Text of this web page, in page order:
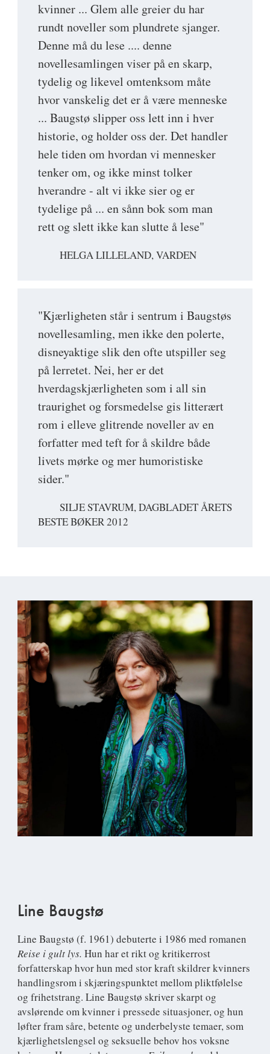
kvinner ... Glem alle greier du har
rundt noveller som plundrete sjanger.
Denne må du lese .... denne
novellesamlingen viser på en skarp,
tydelig og likevel omtenksom måte
hvor vanskelig det er å være menneske
... Baugstø slipper oss lett inn i hver
historie, og holder oss der. Det handler
hele tiden om hvordan vi mennesker
tenker om, og ikke minst tolker
hverandre - alt vi ikke sier og er
tydelige på ... en sånn bok som man
rett og slett ikke kan slutte å lese"
HELGA LILLELAND, VARDEN
"Kjærligheten står i sentrum i Baugstøs
novellesamling, men ikke den polerte,
disneyaktige slik den ofte utspiller seg
på lerretet. Nei, her er det
hverdagskjærligheten som i all sin
traurighet og forsmedelse gis litterært
rom i elleve glitrende noveller av en
forfatter med teft for å skildre både
livets mørke og mer humoristiske
sider."
SILJE STAVRUM, DAGBLADET ÅRETS
BESTE BØKER 2012
Line Baugstø
Line Baugstø (f. 1961) debuterte i 1986 med romanen
Reise i gult lys. Hun har et rikt og kritikerrost
forfatterskap hvor hun med stor kraft skildrer kvinners
handlingsrom i skjæringspunktet mellom pliktfølelse
og frihetstrang. Line Baugstø skriver skarpt og
avslørende om kvinner i pressede situasjoner, og hun
løfter fram såre, betente og underbelyste temaer, som
kjærlighetslengsel og seksuelle behov hos voksne